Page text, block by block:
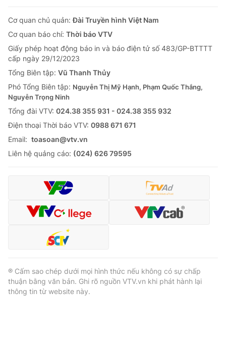
Cơ quan chủ quản:Đài Truyền hình Việt Nam
Cơ quan báo chí: Thời báo VTV
Giấy phép hoạt động báo in và báo điện tử số 483/GP-BTTTT
cấp ngày 29/12/2023
Tổng Biên tập: Vũ Thanh Thủy
Phó Tổng Biên tập: Nguyễn Thị Mỹ Hạnh, Phạm Quốc Thắng,
Nguyễn Trọng Ninh
Tổng đài VTV: 024.38 355 931 - 024.38 355 932
Ðiện thoại Thời báo VTV: 0988 671 671
Email: toasoan@vtv.vn
Liên hệ quảng cáo: (024) 626 79595
® Cấm sao chép dưới mọi hình thức nếu không có sự chấp
thuận bằng văn bản. Ghi rõ nguồn VTV.vn khi phát hành lại
thông tin từ website này.